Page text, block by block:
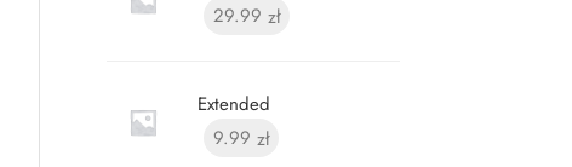
29.99 zł
Extended
9.99 zł